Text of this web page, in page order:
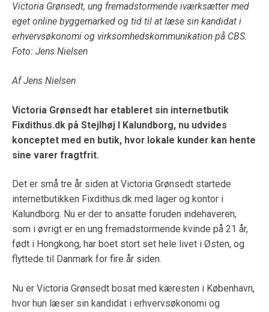
Victoria Grønsedt, ung fremadstormende iværksætter med
eget online byggemarked og tid til at læse sin kandidat i
erhvervsøkonomi og virksomhedskommunikation på CBS.
Foto: Jens Nielsen
Af Jens Nielsen
Victoria Grønsedt har etableret sin internetbutik
Fixdithus.dk på Stejlhøj I Kalundborg, nu udvides
konceptet med en butik, hvor lokale kunder kan hente
sine varer fragtfrit.
Det er små tre år siden at Victoria Grønsedt startede
internetbutikken Fixdithus.dk med lager og kontor i
Kalundborg. Nu er der to ansatte foruden indehaveren,
som i øvrigt er en ung fremadstormende kvinde på 21 år,
født i Hongkong, har boet stort set hele livet i Østen, og
flyttede til Danmark for fire år siden.
Nu er Victoria Grønsedt bosat med kæresten i København,
hvor hun læser sin kandidat i erhvervsøkonomi og